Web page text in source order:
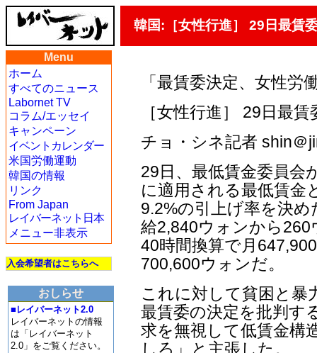
韓国:［女性行進］ 29日最賃
Menu
ホーム
すべてのニュース
Labornet TV
コラム/エッセイ
キャンペーン
イベントカレンダー
米国労働運動
韓国の情報
リンク
From Japan
レイバーネット日本
メニュー非表示
入会希望者はこちらへ
おしらせ
■レイバーネット2.0
レイバーネットの情報
は「レイバーネット
2.0」をご覧ください。
「最賃委決定、女性
［女性行進］ 29日最
チョ・シネ記者 shin＠
29日、最低賃金委員会
に適用される最低賃金
9.2%の引上げ率を決
給2,840ウォンから
40時間換算で月
700,600ウォンだ。
これに対して貧困と暴
最賃委の決定を批判す
求を無視して低賃金構
しろ」と主張した。